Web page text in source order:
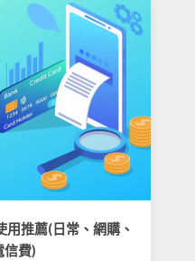
推薦(日常、網購、
信費)